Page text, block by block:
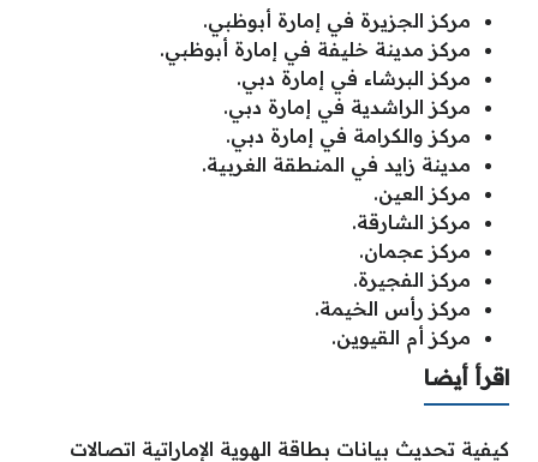
مركز الجزيرة في إمارة أبوظبي.
مركز مدينة خليفة في إمارة أبوظبي.
مركز البرشاء في إمارة دبي.
مركز الراشدية في إمارة دبي.
مركز والكرامة في إمارة دبي.
مدينة زايد في المنطقة الغربية.
مركز العين.
مركز الشارقة.
مركز عجمان.
مركز الفجيرة.
مركز رأس الخيمة.
مركز أم القيوين.
اقرأ أيضا
كيفية تحديث بيانات بطاقة الهوية الإماراتية اتصالات